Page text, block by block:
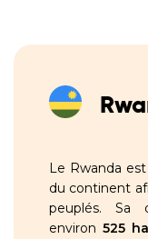
Le Rwanda
du continent
peuplés. Sa
environ 525